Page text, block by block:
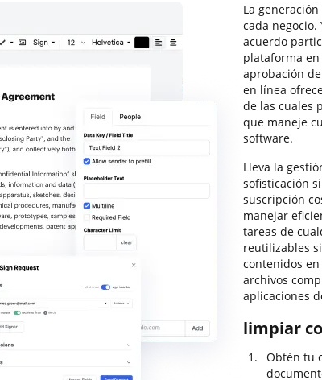
La
cada
acuerdo
plataforma
aprobación
en línea
de las cuales
que maneje
software.
Lleva la
sofisticación
suscripción
manejar
tareas de
reutilizables
contenidos
archivos
aplicaciones
limpiar
Obtén tu